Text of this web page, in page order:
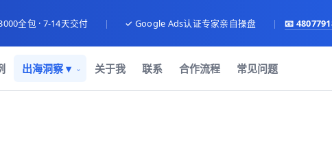
全包 · 7-14天交付 | ✓ Google Ads认证专家亲自操盘 | 📧
出海洞察 ▾ 关于我 联系 合作流程 常见问题